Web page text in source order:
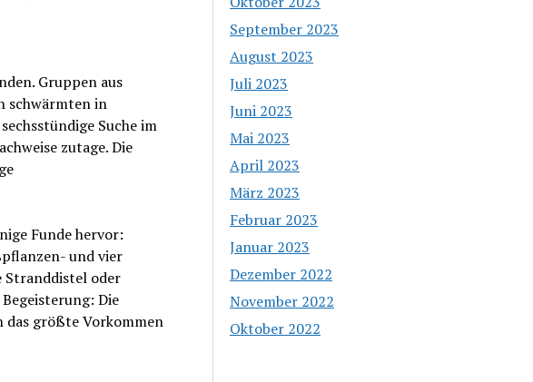
Gruppen aus
schwärmten in
Suche im
zutage. Die
Funde hervor:
und vier
Stranddistel oder
Die
größte Vorkommen
September 2023
August 2023
Juli 2023
Juni 2023
Mai 2023
April 2023
März 2023
Februar 2023
Januar 2023
Dezember 2022
November 2022
Oktober 2022